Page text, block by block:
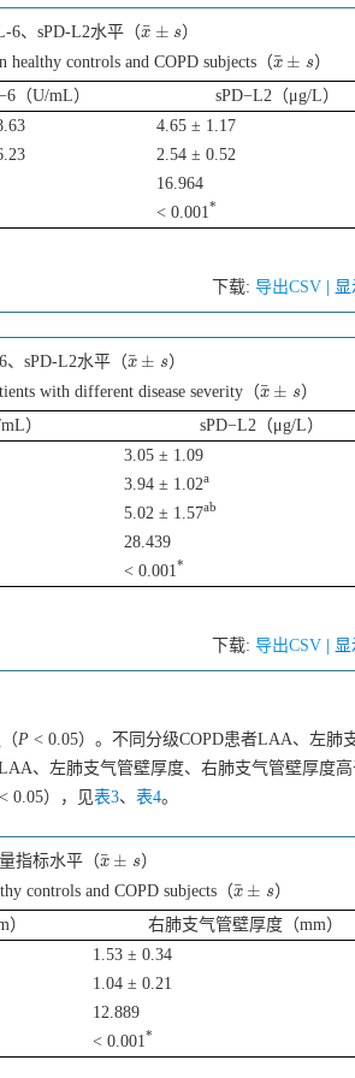
6、sPD-L2水平（x
¯ ± s
x¯±s
）
controls and COPD subjects（x
¯ ± s
x¯±s
）
（U/mL）
sPD−L2（μg/L）
4.65 ± 1.17
2.54 ± 0.52
16.964
< 0.001*
下载: 导出CSV |
sPD-L2水平（x
¯ ± s
x¯±s
）
with different disease severity（x
¯ ± s
x¯±s
）
）
sPD−L2（μg/L）
3.05 ± 1.09
3.94 ± 1.02a
5.02 ± 1.57ab
28.439
< 0.001*
下载: 导出CSV |
P < 0.05）。不同分级COPD患者LAA、左肺
、左肺支气管壁厚度、右肺支气管壁厚度
< 0.05），见表3、 表4。
指标水平（x
¯ ± s
x¯±s
）
controls and COPD subjects（x
¯ ± s
x¯±s
）
右肺支气管壁厚度（mm）
1.53 ± 0.34
1.04 ± 0.21
12.889
< 0.001*